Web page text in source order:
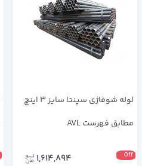
لوله شوفاژی سپنتا سایز 3 اینچ
مطابق فهرست AVL
Off
1,614,894